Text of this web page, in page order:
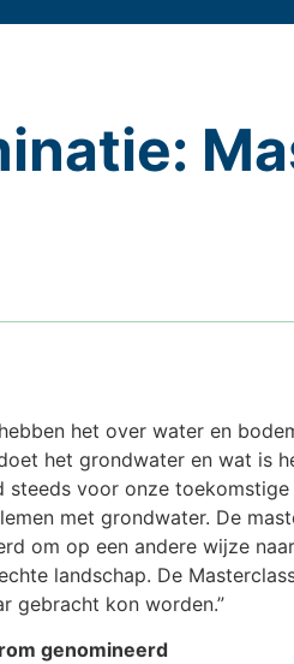
hebben het over water en
het grondwater en wat is
steeds voor onze
met grondwater. De
om op een andere wijze
landschap. De
gebracht kon worden.”
genomineerd